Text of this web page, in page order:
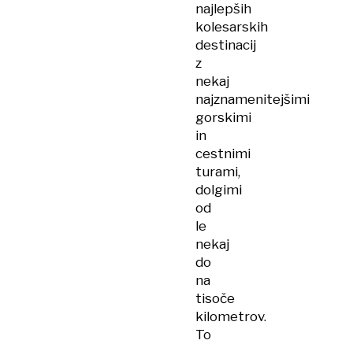
najlepših
kolesarskih
destinacij
z
nekaj
najznamenitejšimi
gorskimi
in
cestnimi
turami,
dolgimi
od
le
nekaj
do
na
tisoče
kilometrov.
To